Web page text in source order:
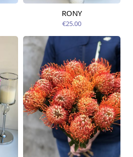
Pieejams šodien
RONY
€25.00